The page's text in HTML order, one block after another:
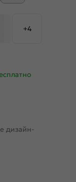
+4
дизайн-